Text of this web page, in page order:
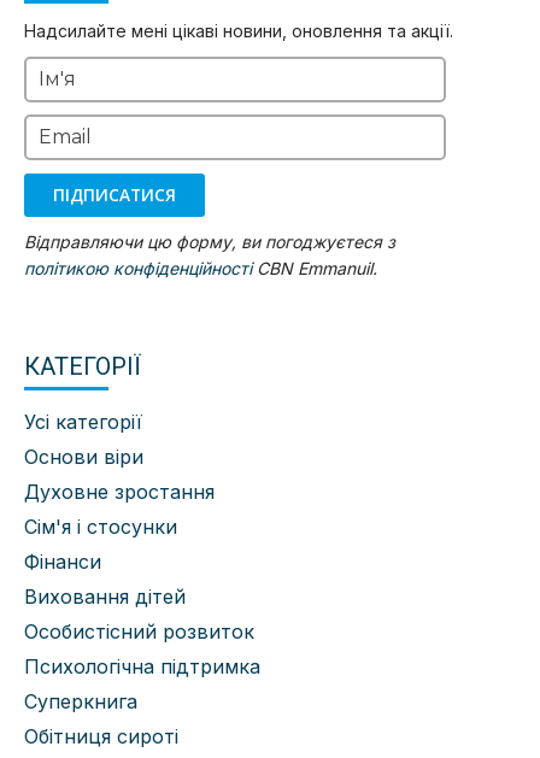
Надсилайте мені цікаві новини, оновлення та акції.
Ім'я
Email
ПІДПИСАТИСЯ
Відправляючи цю форму, ви погоджуєтеся з
політикою конфіденційностіCBN Emmanuil.
КАТЕГОРІЇ
Усі категорії
Основи віри
Духовне зростання
Сім'я і стосунки
Фінанси
Виховання дітей
Особистісний розвиток
Психологічна підтримка
Суперкнига
Обітниця сироті